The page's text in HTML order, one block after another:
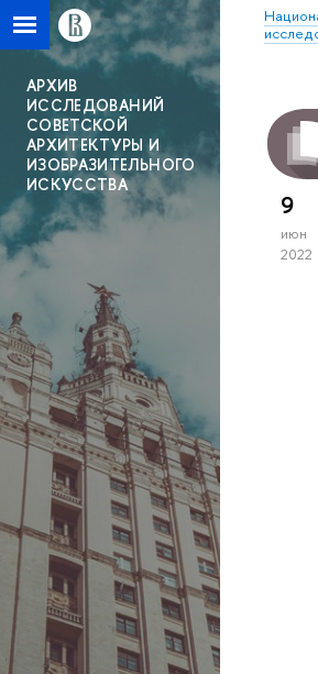
АРХИВ
ИССЛЕДОВАНИЙ
СОВЕТСКОЙ
АРХИТЕКТУРЫ И
ИЗОБРАЗИТЕЛЬНОГО
ИСКУССТВА
9
июн
2022